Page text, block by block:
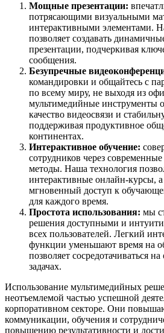
Мощные презентации:
потрясающими визуальными
интерактивными элементами.
позволяет создавать
презентации, подчеркивая
сообщения.
Безупречные
командировки и общайтесь с
по всему миру, не выходя из
мультимедийные инструменты
качество видеосвязи и
поддерживая продуктивное
континентах.
Интерактивное обучение:
сотрудников через
методы. Наша технология
интерактивные онлайн-курсы, а
мгновенный доступ к
для каждого время.
Простота использования: мы
решения доступными и
всех пользователей. Легкий
функции уменьшают время на
позволяет сосредотачиваться
задачах.
Использование мультимедийных
неотъемлемой частью успешной
корпоративном секторе. Они
коммуникации, обучения и
повышению результативности и